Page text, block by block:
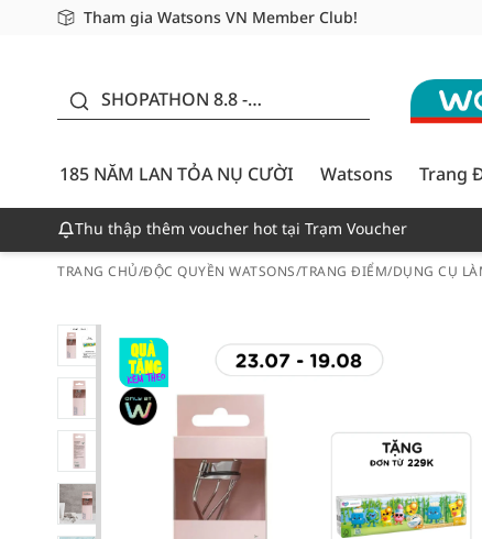
Tham gia Watsons VN Member Club!
Miễn phí giao hàng cho đơn hàng từ 249,000Đ
Giao hàng nhanh 24h - Áp dụng khu vực TP. Hồ Chí
SHOPATHON 8.8 -
CƯỜI - GIẢM ĐẾN
50%
185 NĂM LAN TỎA NỤ CƯỜI
Watsons Trang
Thu thập thêm voucher hot tại Trạm Voucher
TRANG CHỦ/ĐỘC QUYỀN WATSONS/TRANG ĐIỂM/DỤNG CỤ